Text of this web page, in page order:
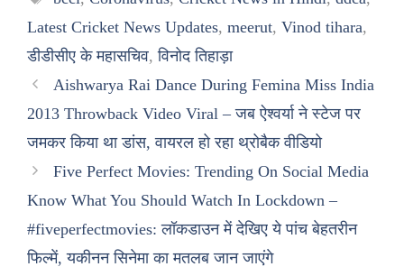
Latest Cricket News Updates, meerut, Vinod tihara,
डीडीसीए के महासचिव,विनोद तिहाड़ा
Aishwarya Rai Dance During Femina Miss India
2013 Throwback Video Viral – जब ऐश्वर्या ने स्टेज पर
जमकर किया था डांस, वायरल हो रहा थ्रोबैक वीडियो
Five Perfect Movies: Trending On Social Media
Know What You Should Watch In Lockdown –
#fiveperfectmovies: लॉकडाउन में देखिए ये पांच बेहतरीन
फिल्में, यकीनन सिनेमा का मतलब जान जाएंगे